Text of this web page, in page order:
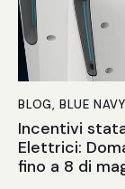
BLOG, BLUE
Incentivi
Elettrici:
fino a 8 di